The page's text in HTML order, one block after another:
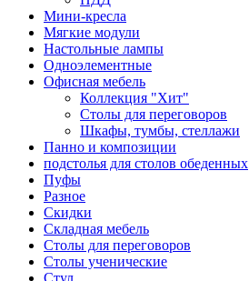
Мини-кресла
Мягкие модули
Настольные лампы
Одноэлементные
Офисная мебель
Коллекция "Хит"
Столы для переговоров
Шкафы, тумбы, стеллажи
Панно и композиции
подстолья для столов обеденных
Пуфы
Разное
Скидки
Складная мебель
Столы для переговоров
Столы ученические
Стул